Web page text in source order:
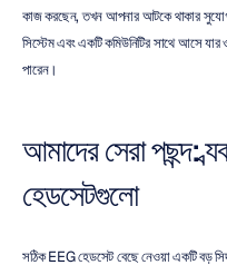
কাজ করছেন, তখন আপনার আটকে থাকার সুযোগ
সিস্টেম এবং একটি কমিউনিটির সাথে আসে
পারেন।
আমাদের সেরা পছন্দ:
হেডসেটগুলো
সঠিক EEG হেডসেট বেছে নেওয়া একটি বড়